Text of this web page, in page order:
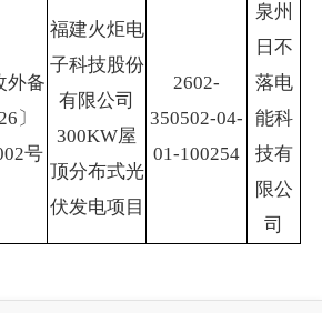
外备
〕
号
福建火炬电
子科技股份
有限公司
300KW屋
顶分布式光
伏发电项目
2602-
350502-04-
01-100254
泉州
日不
落电
能科
技有
限公
司